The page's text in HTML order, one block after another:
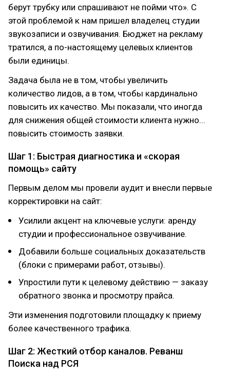
берут трубку или спрашивают не пойми что». С
этой проблемой к нам пришел владелец студии
звукозаписи и озвучивания. Бюджет на рекламу
тратился, а по-настоящему целевых клиентов
были единицы.
Задача была не в том, чтобы увеличить
количество лидов, а в том, чтобы кардинально
повысить их качество. Мы показали, что иногда
для снижения общей стоимости клиента нужно...
повысить стоимость заявки.
Шаг 1: Быстрая диагностика и «скорая
помощь» сайту
Первым делом мы провели аудит и внесли первые
корректировки на сайт:
Усилили акцент на ключевые услуги: аренду
студии и профессиональное озвучивание.
Добавили больше социальных доказательств
(блоки с примерами работ, отзывы).
Упростили пути к целевому действию — заказу
обратного звонка и просмотру прайса.
Эти изменения подготовили площадку к приему
более качественного трафика.
Шаг 2: Жесткий отбор каналов. Реванш
Поиска над РСЯ